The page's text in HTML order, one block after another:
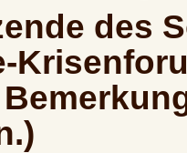
des